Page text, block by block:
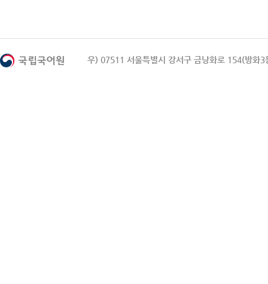
우) 07511 서울특별시 강서구 금낭화로 154(방화3